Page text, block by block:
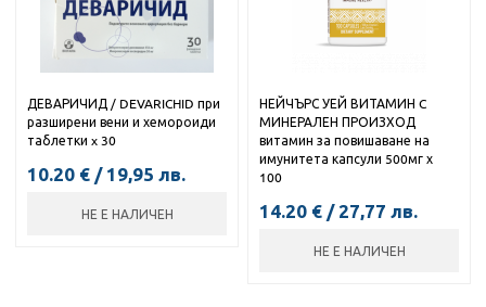
ДЕВАРИЧИД / DEVARICHID при
разширени вени и хемороиди
таблетки x 30
10.20 € / 19,95 лв.
НЕ Е НАЛИЧЕН
НЕЙЧЪРС УЕЙ ВИТАМИН C
МИНЕРАЛЕН ПРОИЗХОД
витамин за повишаване на
имунитета капсули 500мг х
100
14.20 € / 27,77 лв.
НЕ Е НАЛИЧЕН